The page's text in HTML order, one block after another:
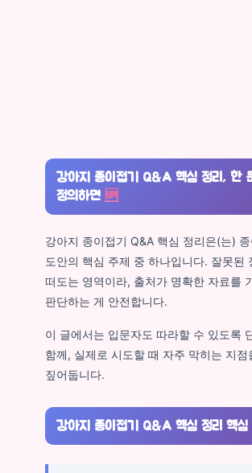
강아지 종이접기 Q&A 핵심 정리, 한
정의하면 🆙
강아지 종이접기 Q&A 핵심 정리은(는) 종
도안의 핵심 주제 중 하나입니다. 잘못된
떠도는 영역이라, 출처가 명확한 자료를
판단하는 게 안전합니다.
이 글에서는 입문자도 따라할 수 있도록
함께, 실제로 시도할 때 자주 막히는 지점
짚어둡니다.
강아지 종이접기 Q&A 핵심 정리 핵심